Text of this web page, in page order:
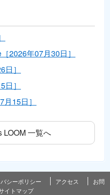
2026年07月30日］
］
］
15日］
LOOM 一覧へ
シーポリシー アクセス
お問
イトマップ